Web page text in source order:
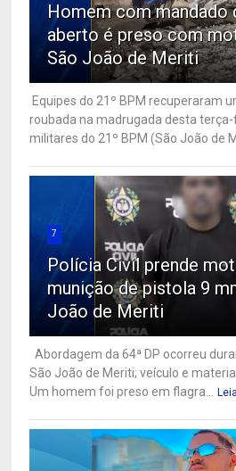
Homem com mandado
aberto é preso com
São João de Meriti
Equipes do 21º BPM recuperaram
roubada na madrugada desta
militares do 21º BPM (São João de
7
Polícia Civil prende
munição de pistola 9
João de Meriti
Abordagem da 64ª DP ocorreu
São João de Meriti; veículo e
Um homem foi preso em flagra...